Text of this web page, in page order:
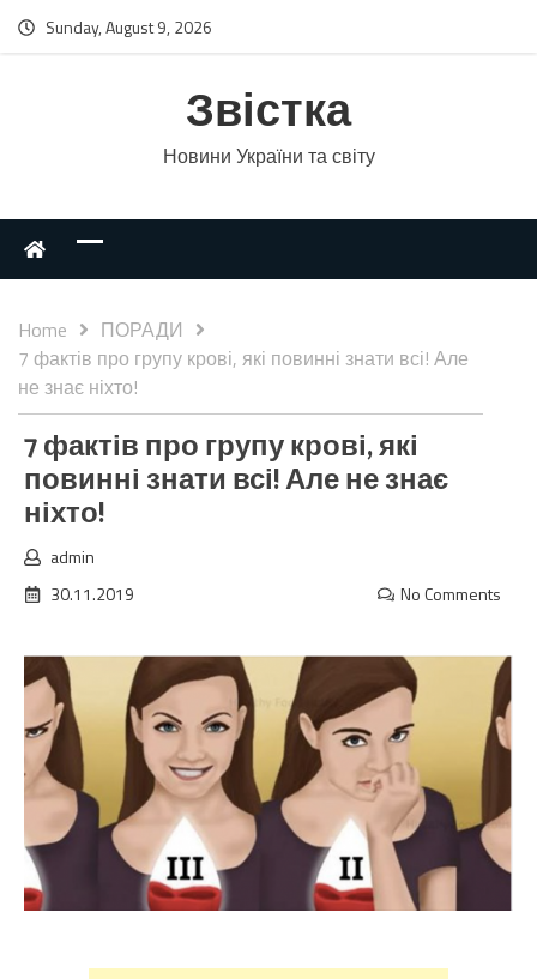
Sunday, August 9, 2026
Звістка
Новини України та світу
Home
ПОРАДИ
7 фактів про групу крові, які повинні знати всі! Але
не знає ніхто!
7 фактів про групу крові, які
повинні знати всі! Але не знає
ніхто!
admin
30.11.2019
No Comments